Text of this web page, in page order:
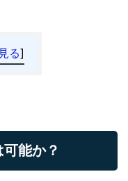
る]
能か？